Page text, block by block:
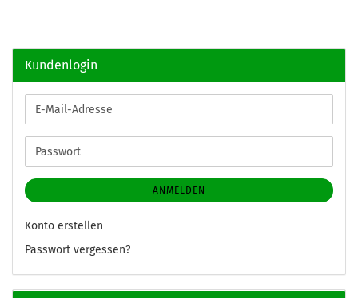
Kundenlogin
E-
Mail-
Adresse
Passwort
ANMELDEN
Konto erstellen
Passwort vergessen?